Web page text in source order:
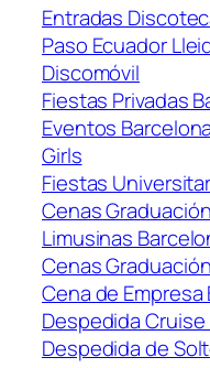
Entradas
Paso Ecuador
Discomóvil
Fiestas Privadas
Eventos Barcelona
Girls
Fiestas
Cenas
Limusinas
Cenas
Cena de Empresa
Despedida Cruise
Despedida de